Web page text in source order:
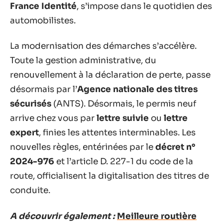
France Identité, s’impose dans le quotidien des
automobilistes.
La modernisation des démarches s’accélère.
Toute la gestion administrative, du
renouvellement à la déclaration de perte, passe
désormais par l’Agence nationale des titres
sécurisés (ANTS). Désormais, le permis neuf
arrive chez vous parlettre suivie ou lettre
expert, finies les attentes interminables. Les
nouvelles règles, entérinées par ledécret n°
2024-976 et l’article D. 227-1 du code de la
route, officialisent la digitalisation des titres de
conduite.
A découvrir également : Meilleure routière